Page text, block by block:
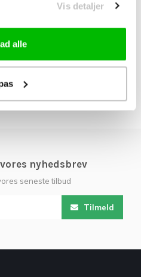
Vis detaljer
alle
To nye dæk kombinerer
deres styrker til
udfordringerne ved m..
nyhedsbrev
seneste tilbud
Tilmeld